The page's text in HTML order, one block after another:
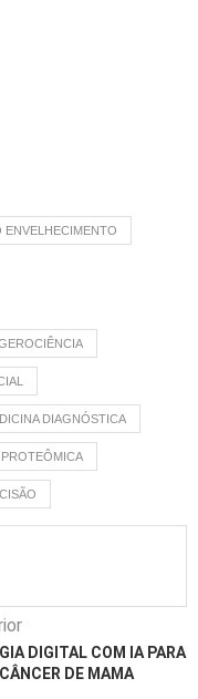
ENVELHECIMENTO
DIAGNÓSTICA
PROTEÔMICA
DIGITAL COM IA PARA
DE MAMA